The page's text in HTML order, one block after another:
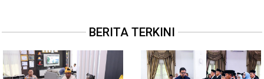
BERITA TERKINI